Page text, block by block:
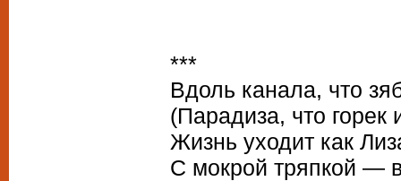
***
Вдоль канала, что
(Парадиза, что горек
Жизнь уходит как
С мокрой тряпкой —